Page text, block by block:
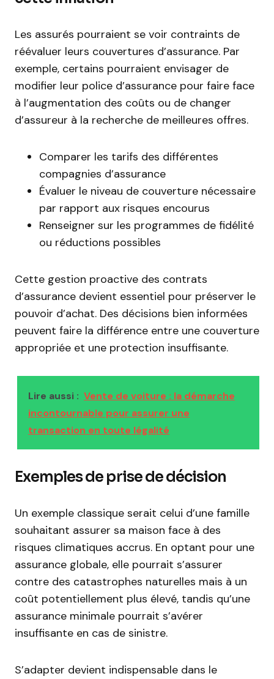
Les assurés pourraient se voir contraints de
réévaluer leurs couvertures d’assurance. Par
exemple, certains pourraient envisager de
modifier leur police d’assurance pour faire face
à l’augmentation des coûts ou de changer
d’assureur à la recherche de meilleures offres.
Comparer les tarifs des différentes
compagnies d’assurance
Évaluer le niveau de couverture nécessaire
par rapport aux risques encourus
Renseigner sur les programmes de fidélité
ou réductions possibles
Cette gestion proactive des contrats
d’assurance devient essentiel pour préserver le
pouvoir d’achat. Des décisions bien informées
peuvent faire la différence entre une couverture
appropriée et une protection insuffisante.
Lire aussi : Vente de voiture : la démarche
incontournable pour assurer une
transaction en toute légalité
Exemples de prise de décision
Un exemple classique serait celui d’une famille
souhaitant assurer sa maison face à des
risques climatiques accrus. En optant pour une
assurance globale, elle pourrait s’assurer
contre des catastrophes naturelles mais à un
coût potentiellement plus élevé, tandis qu’une
assurance minimale pourrait s’avérer
insuffisante en cas de sinistre.
S’adapter devient indispensable dans le